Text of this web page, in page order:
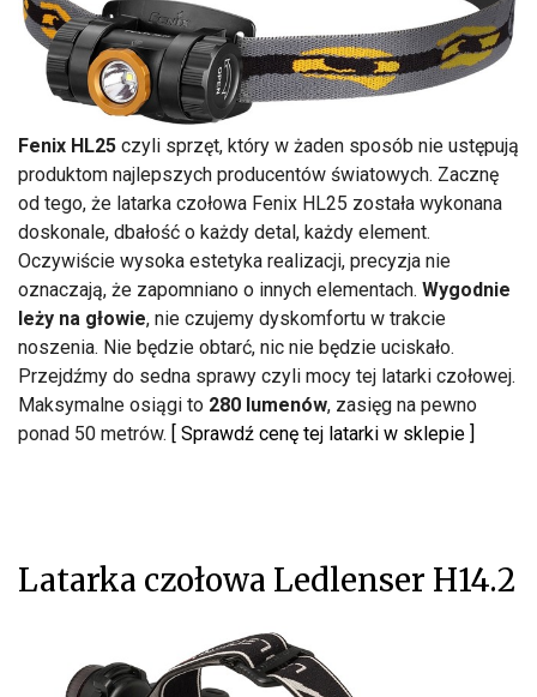
Fenix HL25 czyli sprzęt, który w żaden sposób nie ustępują
produktom najlepszych producentów światowych. Zacznę
od tego, że latarka czołowa Fenix HL25 została wykonana
doskonale, dbałość o każdy detal, każdy element.
Oczywiście wysoka estetyka realizacji, precyzja nie
oznaczają, że zapomniano o innych elementach. Wygodnie
leży na głowie, nie czujemy dyskomfortu w trakcie
noszenia. Nie będzie obtarć, nic nie będzie uciskało.
Przejdźmy do sedna sprawy czyli mocy tej latarki czołowej.
Maksymalne osiągi to 280 lumenów, zasięg na pewno
ponad 50 metrów. [ Sprawdź cenę tej latarki w sklepie ]
Latarka czołowa Ledlenser H14.2